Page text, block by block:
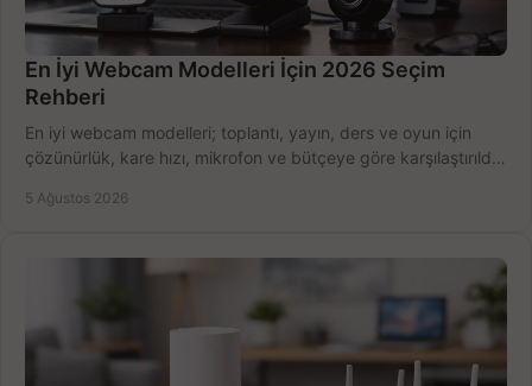
En İyi Webcam Modelleri İçin 2026 Seçim
Rehberi
En iyi webcam modelleri; toplantı, yayın, ders ve oyun için
çözünürlük, kare hızı, mikrofon ve bütçeye göre karşılaştırıldı.
5 Ağustos 2026